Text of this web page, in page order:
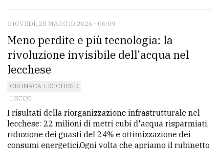
GIOVEDÌ, 28 MAGGIO 2026 - 06:09
Meno perdite e più tecnologia: la
rivoluzione invisibile dell'acqua nel
lecchese
CRONACA LECCHESE
LECCO
I risultati della riorganizzazione infrastrutturale nel
lecchese: 22 milioni di metri cubi d'acqua risparmiati,
riduzione dei guasti del 24% e ottimizzazione dei
consumi energetici.Ogni volta che apriamo il rubinetto